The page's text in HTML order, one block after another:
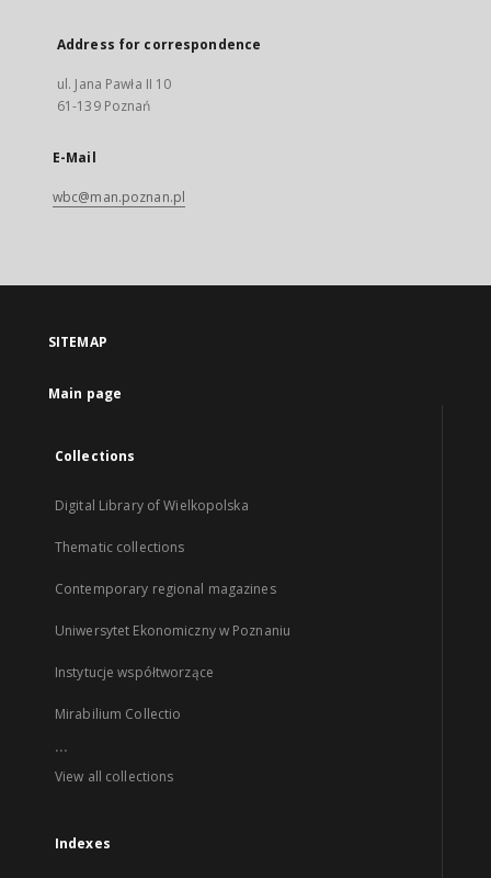
Address for correspondence
ul. Jana Pawła II 10
61-139 Poznań
E-Mail
wbc@man.poznan.pl
SITEMAP
Main page
Collections
Digital Library of Wielkopolska
Thematic collections
Contemporary regional magazines
Uniwersytet Ekonomiczny w Poznaniu
Instytucje współtworzące
Mirabilium Collectio
...
View all collections
Indexes